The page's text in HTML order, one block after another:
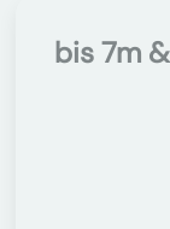
bis 7m